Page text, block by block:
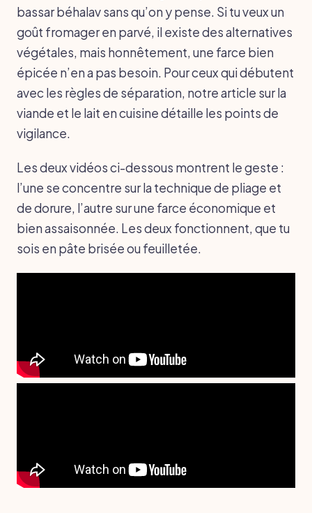
bassar béhalav sans qu’on y pense. Si tu veux un
goût fromager en parvé, il existe des alternatives
végétales, mais honnêtement, une farce bien
épicée n’en a pas besoin. Pour ceux qui débutent
avec les règles de séparation, notre article sur la
viande et le lait en cuisine détaille les points de
vigilance.
Les deux vidéos ci-dessous montrent le geste :
l’une se concentre sur la technique de pliage et
de dorure, l’autre sur une farce économique et
bien assaisonnée. Les deux fonctionnent, que tu
sois en pâte brisée ou feuilletée.